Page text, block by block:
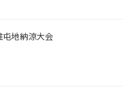
屯地納涼大会